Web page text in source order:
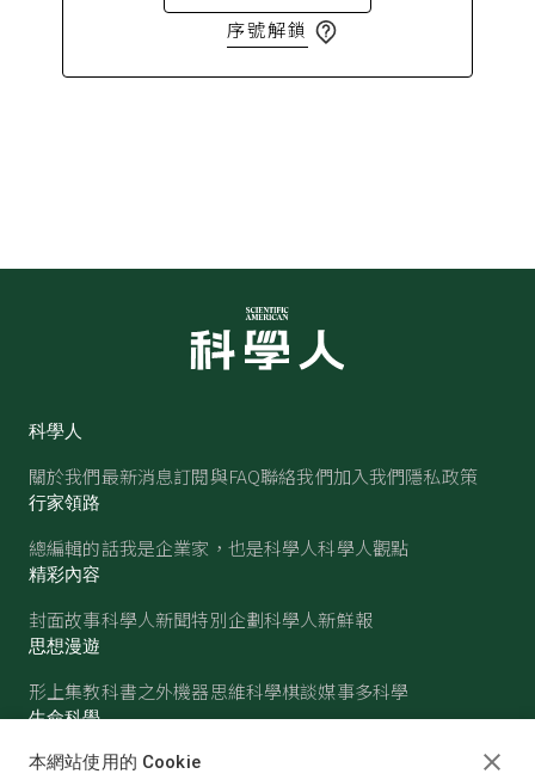
序號解鎖
科學人
關於我們最新消息訂閱與FAQ聯絡我們加入我們隱私政策
行家領路
總編輯的話我是企業家，也是科學人科學人觀點
精彩內容
封面故事科學人新聞特別企劃科學人新鮮報
思想漫遊
形上集教科書之外機器思維科學棋談媒事多科學
生命科學
醫學古生物心理學生態學
本網站使用的 Cookie